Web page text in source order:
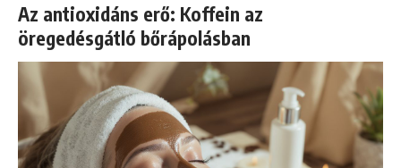
Az antioxidáns erő: Koffein az
öregedésgátló bőrápolásban